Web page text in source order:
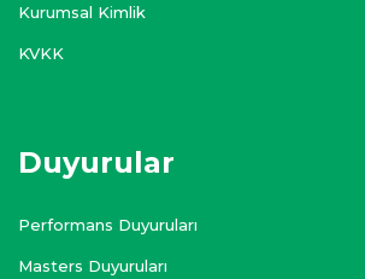
Kurumsal Kimlik
KVKK
Duyurular
Performans Duyuruları
Masters Duyuruları